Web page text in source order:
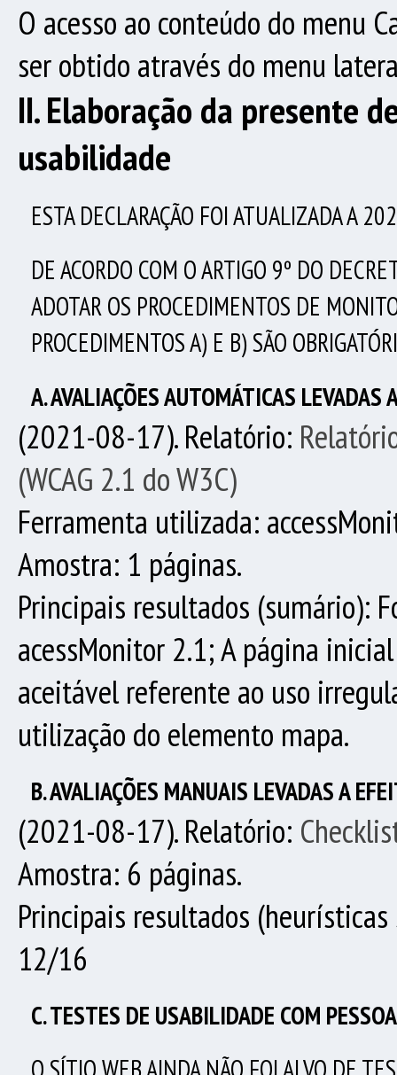
O acesso ao conteúdo do menu
ser obtido através do menu
II. Elaboração da presente
usabilidade
ESTA DECLARAÇÃO FOI ATUALIZADA A
DE ACORDO COM O ARTIGO 9º DO
ADOTAR OS PROCEDIMENTOS DE
PROCEDIMENTOS A) E B) SÃO
A. AVALIAÇÕES AUTOMÁTICAS LEVADAS
(2021-08-17). Relatório:
(WCAG 2.1 do W3C)
Ferramenta utilizada:
Amostra: 1 páginas.
Principais resultados (sumário):
acessMonitor 2.1; A página
aceitável referente ao uso
utilização do elemento mapa.
B. AVALIAÇÕES MANUAIS LEVADAS A
(2021-08-17). Relatório:
Amostra: 6 páginas.
Principais resultados
12/16
C. TESTES DE USABILIDADE COM